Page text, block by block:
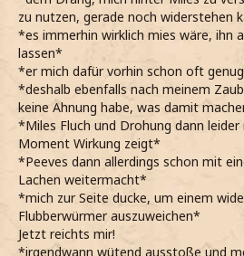
zu nutzen, gerade noch widerstehen
*es immerhin wirklich mies wäre, ihn
lassen*
*er mich dafür vorhin schon oft
*deshalb ebenfalls nach meinem
keine Ahnung habe, was damit
*Miles Fluch und Drohung dann leider
Moment Wirkung zeigt*
*Peeves dann allerdings schon mit
Lachen weitermacht*
*mich zur Seite ducke, um einem
Flubberwürmer auszuweichen*
Jetzt reichts mir!
*irgendwann wütend ausstoße und